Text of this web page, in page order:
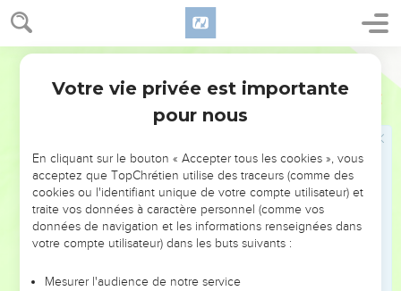
Exode 29
tu verseras un litre et demi de vin comme libation avec
chaque agneau.
offrandes de farine, d’huile et de vin que celui du matin.
C’est un sacrifice à l’odeur apaisante consumé par le feu
C’est un *holocauste que vous offrirez à perpétuité de
génération en génération, à l’entrée de la *tente de la
Rencontre devant l’Eternel, à l’endroit où je vous
convoquerai pour m’entretenir avec toi.
—C’est là que je rencontrerai les Israélites, et ma gloire
rendra ce lieu saint.
Votre vie privée est importante
pour nous
En cliquant sur le bouton « Accepter tous les cookies », vous
acceptez que TopChrétien utilise des traceurs (comme des
cookies ou l'identifiant unique de votre compte utilisateur) et
traite vos données à caractère personnel (comme vos
données de navigation et les informations renseignées dans
votre compte utilisateur) dans les buts suivants :
Mesurer l'audience de notre service